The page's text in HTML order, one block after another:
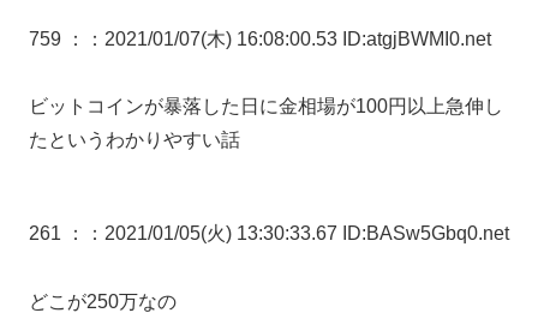
759 ： ：2021/01/07(木) 16:08:00.53 ID:atgjBWMI0.net
ビットコインが暴落した日に金相場が100円以上急伸し
たというわかりやすい話
261 ： ：2021/01/05(火) 13:30:33.67 ID:BASw5Gbq0.net
どこが250万なの